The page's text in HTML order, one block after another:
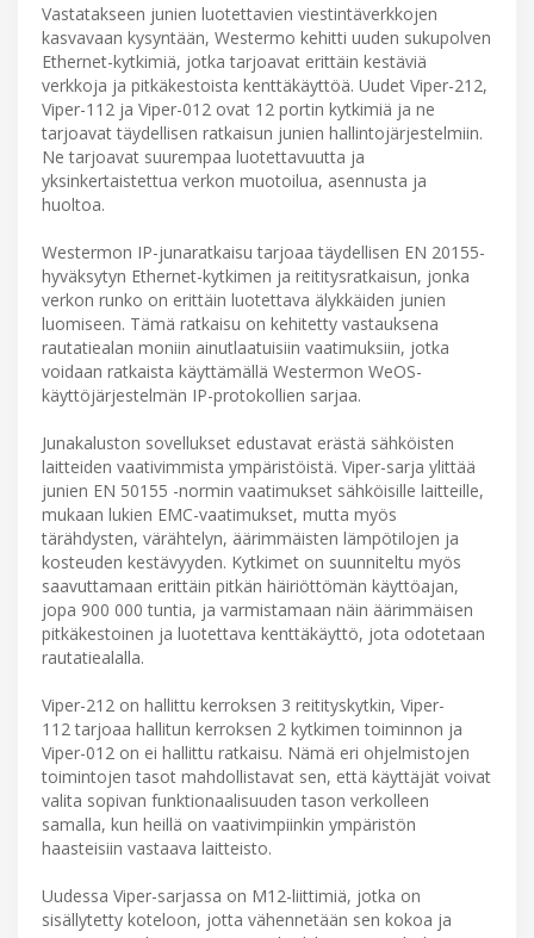
Vastatakseen junien luotettavien viestintäverkkojen
kasvavaan kysyntään, Westermo kehitti uuden sukupolven
Ethernet-kytkimiä, jotka tarjoavat erittäin kestäviä
verkkoja ja pitkäkestoista kenttäkäyttöä. Uudet Viper-212,
Viper-112 ja Viper-012 ovat 12 portin kytkimiä ja ne
tarjoavat täydellisen ratkaisun junien hallintojärjestelmiin.
Ne tarjoavat suurempaa luotettavuutta ja
yksinkertaistettua verkon muotoilua, asennusta ja
huoltoa.
Westermon IP-junaratkaisu tarjoaa täydellisen EN 20155-
hyväksytyn Ethernet-kytkimen ja reititysratkaisun, jonka
verkon runko on erittäin luotettava älykkäiden junien
luomiseen. Tämä ratkaisu on kehitetty vastauksena
rautatiealan moniin ainutlaatuisiin vaatimuksiin, jotka
voidaan ratkaista käyttämällä Westermon WeOS-
käyttöjärjestelmän IP-protokollien sarjaa.
Junakaluston sovellukset edustavat erästä sähköisten
laitteiden vaativimmista ympäristöistä. Viper-sarja ylittää
junien EN 50155 -normin vaatimukset sähköisille laitteille,
mukaan lukien EMC-vaatimukset, mutta myös
tärähdysten, värähtelyn, äärimmäisten lämpötilojen ja
kosteuden kestävyyden. Kytkimet on suunniteltu myös
saavuttamaan erittäin pitkän häiriöttömän käyttöajan,
jopa 900 000 tuntia, ja varmistamaan näin äärimmäisen
pitkäkestoinen ja luotettava kenttäkäyttö, jota odotetaan
rautatiealalla.
Viper-212 on hallittu kerroksen 3 reitityskytkin, Viper-
112 tarjoaa hallitun kerroksen 2 kytkimen toiminnon ja
Viper-012 on ei hallittu ratkaisu. Nämä eri ohjelmistojen
toimintojen tasot mahdollistavat sen, että käyttäjät voivat
valita sopivan funktionaalisuuden tason verkolleen
samalla, kun heillä on vaativimpiinkin ympäristön
haasteisiin vastaava laitteisto.
Uudessa Viper-sarjassa on M12-liittimiä, jotka on
sisällytetty koteloon, jotta vähennetään sen kokoa ja